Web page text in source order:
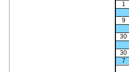
1
9
30
30
7